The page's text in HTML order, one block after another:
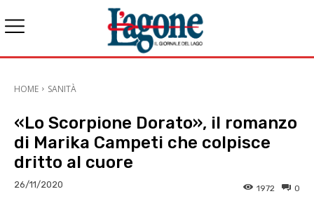
HOME SANITÀ
«Lo Scorpione Dorato», il romanzo
di Marika Campeti che colpisce
dritto al cuore
26/11/2020 0
1972